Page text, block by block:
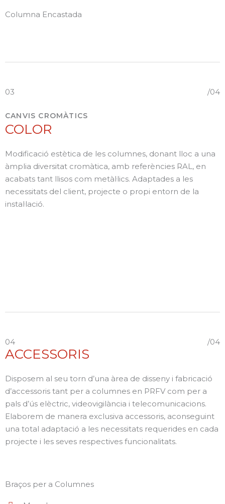
Columna Encastada
03 /04
CANVIS CROMÀTICS
COLOR
Modificació estètica de les columnes, donant lloc a una
àmplia diversitat cromàtica, amb referències RAL, en
acabats tant llisos com metàl·lics. Adaptades a les
necessitats del client, projecte o propi entorn de la
instal·lació.
04 /04
ACCESSORIS
Disposem al seu torn d’una àrea de disseny i fabricació
d’accessoris tant per a columnes en PRFV com per a
pals d’ús elèctric, videovigilància i telecomunicacions.
Elaborem de manera exclusiva accessoris, aconseguint
una total adaptació a les necessitats requerides en cada
projecte i les seves respectives funcionalitats.
Braços per a Columnes